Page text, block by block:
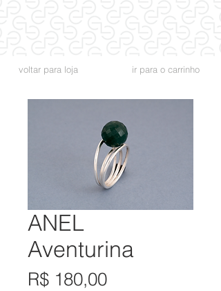
voltar para loja ir para o carrinho
ANEL
Aventurina
R$ 180,00Preço